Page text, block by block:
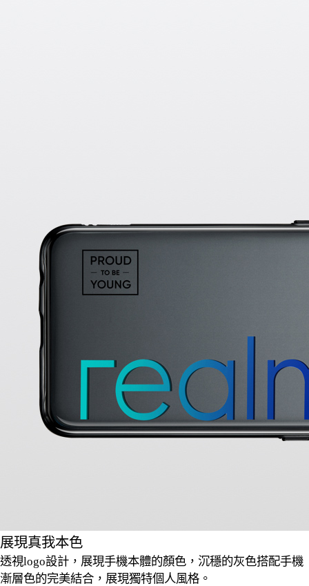
展現真我本色
透視logo設計，展現手機本體的顏色，沉穩的灰色搭配手機
漸層色的完美結合，展現獨特個人風格。